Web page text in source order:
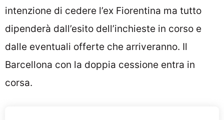
intenzione di cedere l’ex Fiorentina ma tutto
dipenderà dall’esito dell’inchieste in corso e
dalle eventuali offerte che arriveranno. Il
Barcellona con la doppia cessione entra in
corsa.